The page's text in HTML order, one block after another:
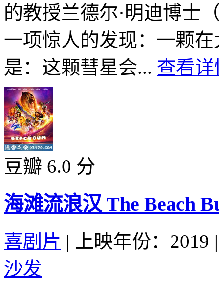
的教授兰德尔·明迪博士
一项惊人的发现：一颗
是：这颗彗星会... 查看详
豆瓣 6.0 分
海滩流浪汉 The Beach
喜剧片 | 上映年份：2019 |
沙发